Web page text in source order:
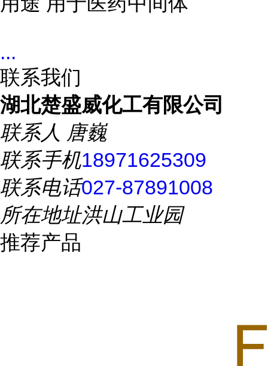
...
联系我们
湖北楚盛威化工有限公司
联系人 唐巍
联系手机18971625309
联系电话027-87891008
所在地址洪山工业园
推荐产品